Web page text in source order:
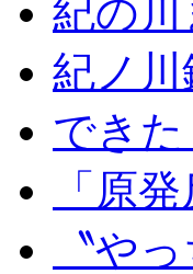
紀の
紀ノ
でき
「原
〝や